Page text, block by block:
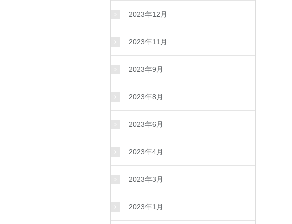
2023年12月
2023年11月
2023年9月
2023年8月
2023年6月
2023年4月
2023年3月
2023年1月